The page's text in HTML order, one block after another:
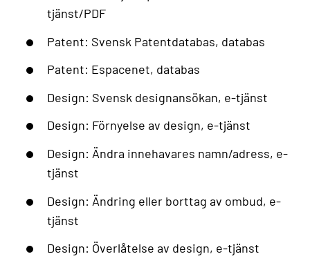
tjänst/PDF
Patent: Svensk Patentdatabas, databas
Patent: Espacenet, databas
Design: Svensk designansökan, e-tjänst
Design: Förnyelse av design, e-tjänst
Design: Ändra innehavares namn/adress, e-
tjänst
Design: Ändring eller borttag av ombud, e-
tjänst
Design: Överlåtelse av design, e-tjänst